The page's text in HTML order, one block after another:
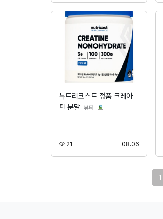
뉴트리코스트 정품 크레아
틴 분말 뷰티 분류
21 08.06등록
1